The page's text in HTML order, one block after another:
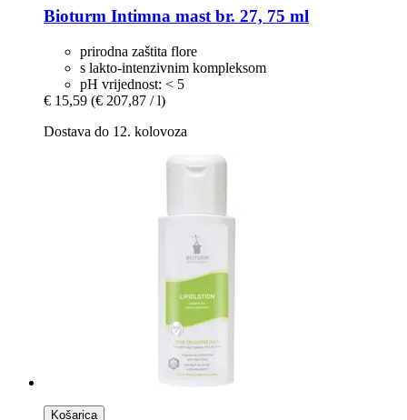
Bioturm Intimna mast br. 27, 75 ml
prirodna zaštita flore
s lakto-intenzivnim kompleksom
pH vrijednost: < 5
€ 15,59 (€ 207,87 / l)
Dostava do 12. kolovoza
Košarica